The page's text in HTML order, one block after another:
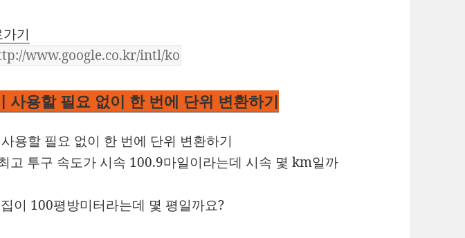
기
사용할 필요 없이 한 번에 단위 변환하기
고 투구 속도가 시속 100.9마일이라는데 시속 몇 km일까
이 100평방미터라는데 몇 평일까요?